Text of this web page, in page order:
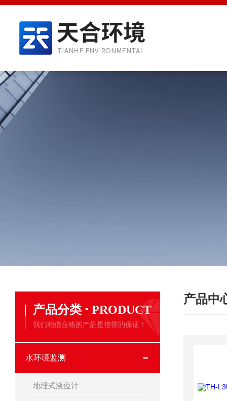
产品分类 · PRODUCT
我们相信合格的产品是信誉的保证！
水环境监测
地埋式液位计
产品中